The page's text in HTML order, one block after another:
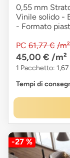
0,55 mm
Vinile solido -
- Formato
PC 61,77 € /m²
45,00 € /m²
1 Pacchetto: 1,67
Tempi di
-27 %